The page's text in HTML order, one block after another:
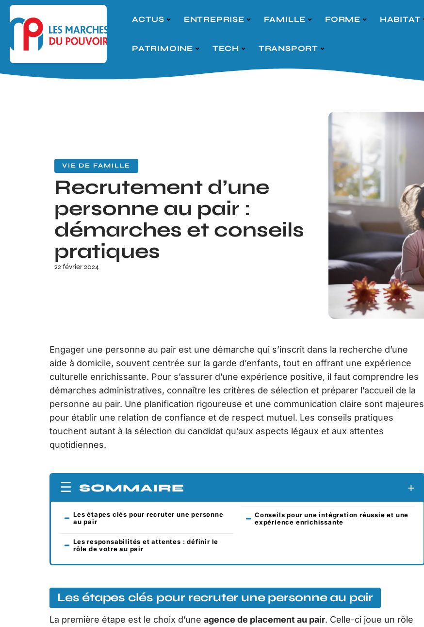
ACTUS ENTREPRISE FAMILLE FORME HABITAT
PATRIMOINE TECH TRANSPORT
VIE DE FAMILLE
Recrutement d’une
personne au pair :
démarches et conseils
pratiques
22 février 2024
Engager une personne au pair est une démarche qui s’inscrit dans la recherche d’une
aide à domicile, souvent centrée sur la garde d’enfants, tout en offrant une expérience
culturelle enrichissante. Pour s’assurer d’une expérience positive, il faut comprendre les
démarches administratives, connaître les critères de sélection et préparer l’accueil de la
personne au pair. Une planification rigoureuse et une communication claire sont majeures
pour établir une relation de confiance et de respect mutuel. Les conseils pratiques
touchent autant à la sélection du candidat qu’aux aspects légaux et aux attentes
quotidiennes.
SOMMAIRE
Les étapes clés pour recruter une personne
au pair
Les responsabilités et attentes : définir le
rôle de votre au pair
Conseils pour une intégration réussie et une
expérience enrichissante
Les étapes clés pour recruter une personne au pair
La première étape est le choix d’une agence de placement au pair. Celle-ci joue un rôle